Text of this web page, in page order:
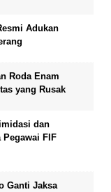
Adukan
Roda Enam
yang Rusak
dan
Pegawai FIF
Ganti Jaksa